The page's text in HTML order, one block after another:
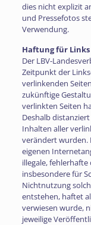
dies nicht explizit
und Pressefotos
Verwendung.
Haftung für Links
Der LBV-
Zeitpunkt der
verlinkenden
zukünftige
verlinkten Seiten
Deshalb
Inhalten aller
verändert wurden.
eigenen
illegale,
insbesondere für
Nichtnutzung
entstehen, haftet
verwiesen wurde,
jeweilige